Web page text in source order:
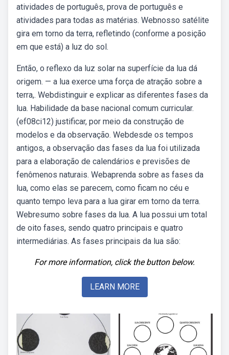
atividades de português, prova de português e
atividades para todas as matérias. Webnosso satélite
gira em torno da terra, refletindo (conforme a posição
em que está) a luz do sol.
Então, o reflexo da luz solar na superfície da lua dá
origem. — a lua exerce uma força de atração sobre a
terra,. Webdistinguir e explicar as diferentes fases da
lua. Habilidade da base nacional comum curricular.
(ef08ci12) justificar, por meio da construção de
modelos e da observação. Webdesde os tempos
antigos, a observação das fases da lua foi utilizada
para a elaboração de calendários e previsões de
fenômenos naturais. Webaprenda sobre as fases da
lua, como elas se parecem, como ficam no céu e
quanto tempo leva para a lua girar em torno da terra.
Webresumo sobre fases da lua. A lua possui um total
de oito fases, sendo quatro principais e quatro
intermediárias. As fases principais da lua são:
For more information, click the button below.
LEARN MORE